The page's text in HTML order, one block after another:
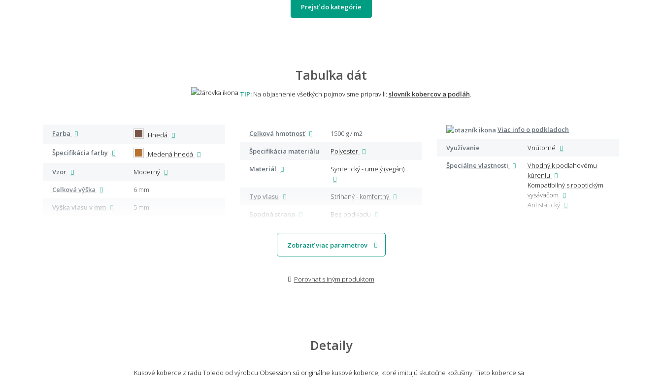
Prejsť do kategórie
Tabuľka dát
TIP:Na objasnenie všetkých pojmov sme pripravili: slovník kobercov a podláh
Farba
Hnedá
Špecifikácia farby
Medená hnedá
Vzor
Moderný
Celková výška
6 mm
Výška vlasu v mm
5 mm
Celková hmotnosť
1500 g / m2
Špecifikácia materiálu
Polyester
Materiál
Syntetický - umelý (vegán)
Typ vlasu
Strihaný - komfortný
Spodná strana
Bez podkladu
Viac info o podkladoch
Využívanie
Vnútorné
Špeciálne vlastnosti
Vhodný k podlahovému
kúreniu
Kompatibilný s robotickým
vysávačom
Antistatický
Zobraziť viac parametrov
Porovnať s iným produktom
Detaily
Kusové koberce z radu Toledo od výrobcu Obsession sú originálne kusové koberce, ktoré imitujú skutočne kožušiny. Tieto koberce sa